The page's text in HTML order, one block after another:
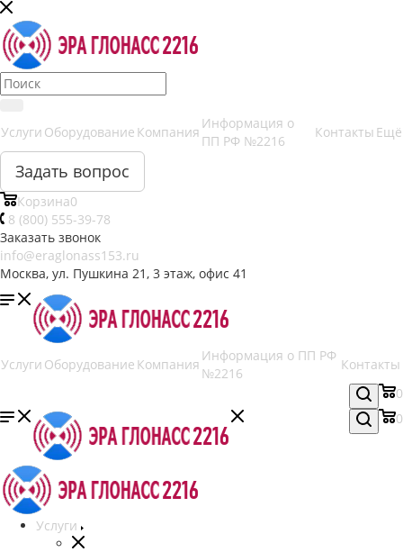
Услуги Оборудование Компания
Информация о
ПП РФ №2216
Контакты Ещё
Задать вопрос
Корзина0
8 (800) 555-39-78
Заказать звонок
info@eraglonass153.ru
Москва, ул. Пушкина 21, 3 этаж, офис 41
Услуги Оборудование Компания
Информация о ПП РФ
№2216
Контакты
0
0
Услуги